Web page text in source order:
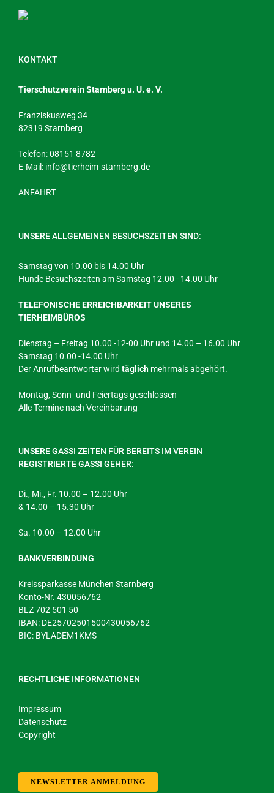
KONTAKT
Tierschutzverein Starnberg u. U. e. V.
Franziskusweg 34
82319 Starnberg
Telefon: 08151 8782
E-Mail: info@tierheim-starnberg.de
ANFAHRT
UNSERE ALLGEMEINEN BESUCHSZEITEN SIND:
Samstag von 10.00 bis 14.00 Uhr
Hunde Besuchszeiten am Samstag 12.00 - 14.00 Uhr
TELEFONISCHE ERREICHBARKEIT UNSERES
TIERHEIMBÜROS
Dienstag – Freitag 10.00 -12-00 Uhr und 14.00 – 16.00 Uhr
Samstag 10.00 -14.00 Uhr
Der Anrufbeantworter wird täglich mehrmals abgehört.
Montag, Sonn- und Feiertags geschlossen
Alle Termine nach Vereinbarung
UNSERE GASSI ZEITEN FÜR BEREITS IM VEREIN
REGISTRIERTE GASSI GEHER:
Di., Mi., Fr. 10.00 – 12.00 Uhr
& 14.00 – 15.30 Uhr
Sa. 10.00 – 12.00 Uhr
BANKVERBINDUNG
Kreissparkasse München Starnberg
Konto-Nr. 430056762
BLZ 702 501 50
IBAN: DE25702501500430056762
BIC: BYLADEM1KMS
RECHTLICHE INFORMATIONEN
Impressum
Datenschutz
Copyright
NEWSLETTER ANMELDUNG